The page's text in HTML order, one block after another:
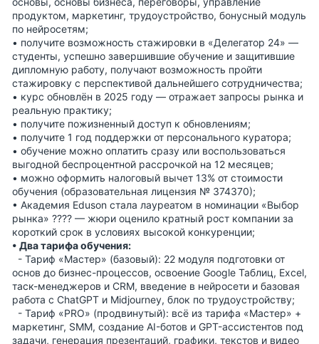
продуктом, маркетинг, трудоустройство, бонусный модуль
по нейросетям;
• получите возможность стажировки в «Делегатор 24» —
студенты, успешно завершившие обучение и защитившие
дипломную работу, получают возможность пройти
стажировку с перспективой дальнейшего сотрудничества;
• курс обновлён в 2025 году — отражает запросы рынка и
реальную практику;
• получите пожизненный доступ к обновлениям;
• получите 1 год поддержки от персонального куратора;
• обучение можно оплатить сразу или воспользоваться
выгодной беспроцентной рассрочкой на 12 месяцев;
• можно оформить налоговый вычет 13% от стоимости
обучения (образовательная лицензия № 374370);
• Академия Eduson стала лауреатом в номинации «Выбор
рынка» ???? — жюри оценило кратный рост компании за
короткий срок в условиях высокой конкуренции;
• Два тарифа обучения:
- Тариф «Мастер» (базовый): 22 модуля подготовки от
основ до бизнес-процессов, освоение Google Таблиц, Excel,
таск-менеджеров и CRM, введение в нейросети и базовая
работа с ChatGPT и Midjourney, блок по трудоустройству;
- Тариф «PRO» (продвинутый): всё из тарифа «Мастер» +
маркетинг, SMM, создание AI-ботов и GPT-ассистентов под
задачи, генерация презентаций, графики, текстов и видео